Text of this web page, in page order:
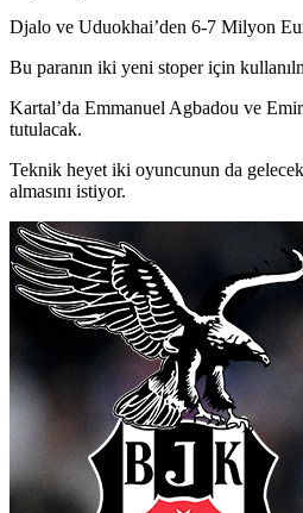
Djalo ve Uduokhai’den 6-7 Milyon
Bu paranın iki yeni stoper için
Kartal’da Emmanuel Agbadou ve
tutulacak.
Teknik heyet iki oyuncunun da
almasını istiyor.